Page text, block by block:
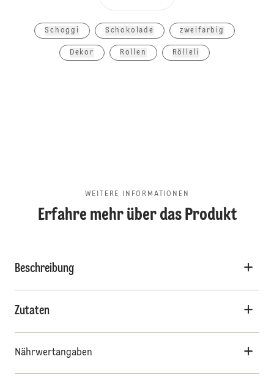
Schoggi Schokolade zweifarbig
Dekor Rollen Rölleli
WEITERE INFORMATIONEN
Erfahre mehr über das Produkt
Beschreibung
Zutaten
Nährwertangaben